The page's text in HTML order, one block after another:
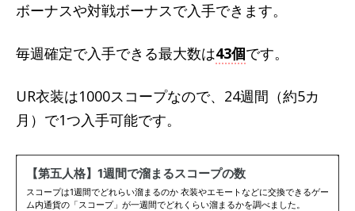
ボーナスや対戦ボーナスで入手できます。
毎週確定で入手できる最大数は43個です。
UR衣装は1000スコープなので、24週間（約5カ
月）で1つ入手可能です。